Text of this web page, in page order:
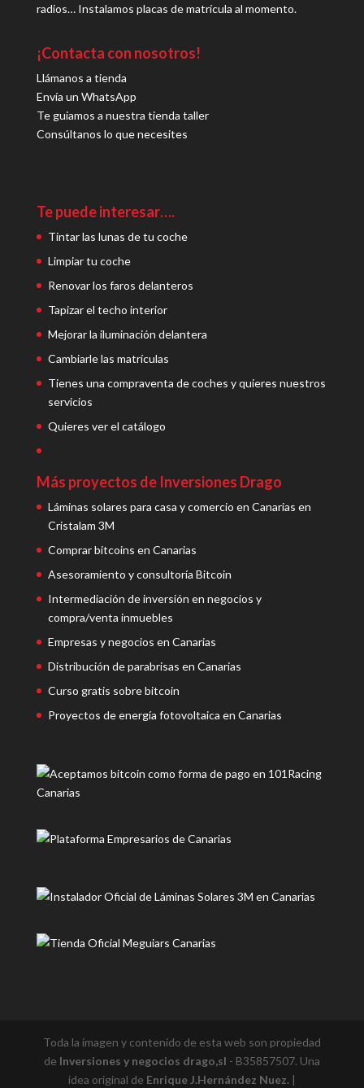
radios… Instalamos placas de matrícula al momento.
¡Contacta con nosotros!
Llámanos a tienda
Envía un WhatsApp
Te guiamos a nuestra tienda taller
Consúltanos lo que necesites
Te puede interesar….
Tintar las lunas de tu coche
Limpiar tu coche
Renovar los faros delanteros
Tapizar el techo interior
Mejorar la iluminación delantera
Cambiarle las matrículas
Tienes una compraventa de coches y quieres nuestros
servicios
Quieres ver el catálogo
Más proyectos de Inversiones Drago
Láminas solares para casa y comercio en Canarias en
Cristalam 3M
Comprar bitcoins en Canarias
Asesoramiento y consultoría Bitcoin
Intermediación de inversión en negocios y
compra/venta inmuebles
Empresas y negocios en Canarias
Distribución de parabrisas en Canarias
Curso gratis sobre bitcoin
Proyectos de energía fotovoltaica en Canarias
Toda la imagen y contenido de esta web son propiedad
de Inversiones y negocios drago,sl - B35857507. Una
idea original de Enrique J.Hernández Nuez.|